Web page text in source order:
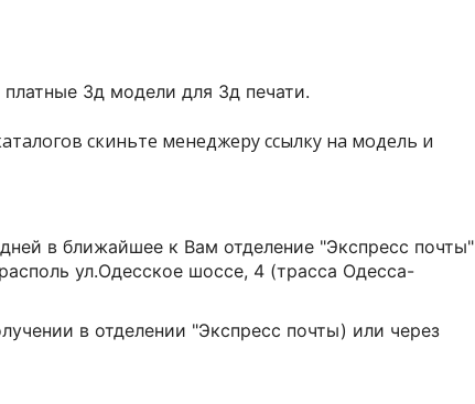
3д модели для 3д печати.
скиньте менеджеру ссылку на модель и
в ближайшее к Вам отделение "Экспресс почты"
ул.Одесское шоссе, 4 (трасса Одесса-
в отделении "Экспресс почты) или через